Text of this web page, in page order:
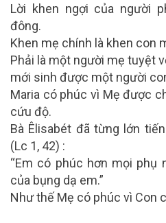
Lời khen ngợi của người
đông.
Khen mẹ chính là khen con
Phải là một người mẹ tuyệt
mới sinh được một người
Maria có phúc vì Mẹ được
cứu độ.
Bà Êlisabét đã từng lớn
(Lc 1, 42) :
“Em có phúc hơn mọi phụ
của bụng dạ em.”
Như thế Mẹ có phúc vì Con